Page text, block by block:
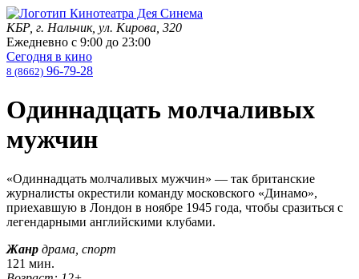
КБР, г. Нальчик, ул. Кирова, 320
Ежедневно с 9:00 до 23:00
Сегодня в кино
8 (8662) 96-79-28
Одиннадцать молчаливых
мужчин
«Одиннадцать молчаливых мужчин» — так британские
журналисты окрестили команду московского «Динамо»,
приехавшую в Лондон в ноябре 1945 года, чтобы сразиться с
легендарными английскими клубами.
Жанр драма, спорт
121 мин.